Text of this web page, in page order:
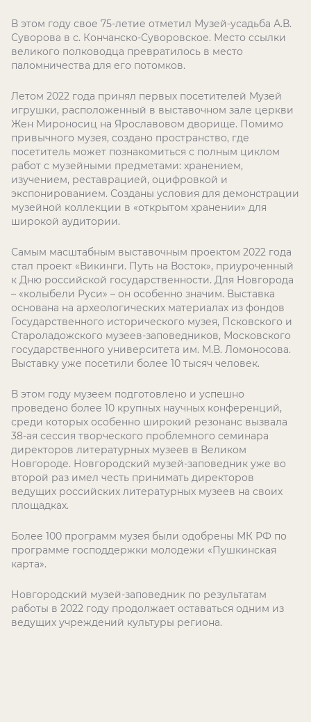
В этом году свое 75-летие отметил Музей-усадьба А.В.
Суворова в с. Кончанско-Суворовское. Место ссылки
великого полководца превратилось в место
паломничества для его потомков.
Летом 2022 года принял первых посетителей Музей
игрушки, расположенный в выставочном зале церкви
Жен Мироносиц на Ярославовом дворище. Помимо
привычного музея, создано пространство, где
посетитель может познакомиться с полным циклом
работ с музейными предметами: хранением,
изучением, реставрацией, оцифровкой и
экспонированием. Созданы условия для демонстрации
музейной коллекции в «открытом хранении» для
широкой аудитории.
Самым масштабным выставочным проектом 2022 года
стал проект «Викинги. Путь на Восток», приуроченный
к Дню российской государственности. Для Новгорода
– «колыбели Руси» – он особенно значим. Выставка
основана на археологических материалах из фондов
Государственного исторического музея, Псковского и
Староладожского музеев-заповедников, Московского
государственного университета им. М.В. Ломоносова.
Выставку уже посетили более 10 тысяч человек.
В этом году музеем подготовлено и успешно
проведено более 10 крупных научных конференций,
среди которых особенно широкий резонанс вызвала
38-ая сессия творческого проблемного семинара
директоров литературных музеев в Великом
Новгороде. Новгородский музей-заповедник уже во
второй раз имел честь принимать директоров
ведущих российских литературных музеев на своих
площадках.
Более 100 программ музея были одобрены МК РФ по
программе господдержки молодежи «Пушкинская
карта».
Новгородский музей-заповедник по результатам
работы в 2022 году продолжает оставаться одним из
ведущих учреждений культуры региона.